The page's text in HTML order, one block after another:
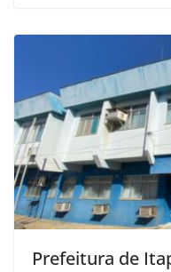
Prefeitura de